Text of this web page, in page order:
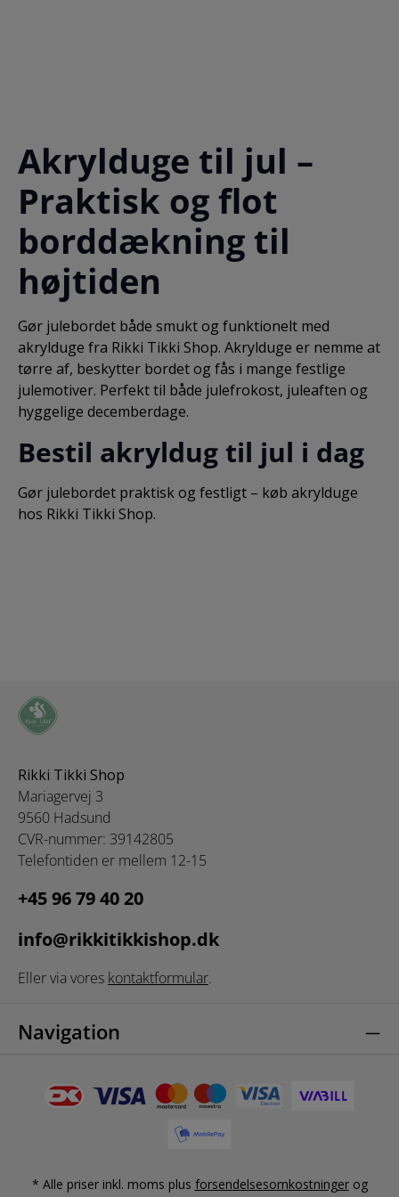
de ønskede længder på dugene i ovenstående
kommentarfeltet.
Akrylduge til jul –
Praktisk og flot
borddækning til
højtiden
Gør julebordet både smukt og funktionelt med
akrylduge fra Rikki Tikki Shop. Akrylduge er nemme at
tørre af, beskytter bordet og fås i mange festlige
julemotiver. Perfekt til både julefrokost, juleaften og
hyggelige decemberdage.
Bestil akryldug til jul i dag
Gør julebordet praktisk og festligt – køb akrylduge
hos Rikki Tikki Shop.
Rikki Tikki Shop
Mariagervej 3
9560 Hadsund
CVR-nummer: 39142805
Telefontiden er mellem 12-15
+45 96 79 40 20
info@rikkitikkishop.dk
Eller via vores kontaktformular.
Navigation
* Alle priser inkl. moms plus forsendelsesomkostningerog